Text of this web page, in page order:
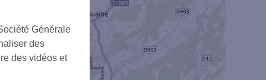
Générale
des
des vidéos et